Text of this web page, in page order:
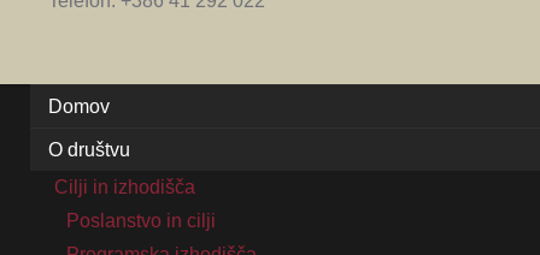
Domov
O društvu
Cilji in izhodišča
Poslanstvo in cilji